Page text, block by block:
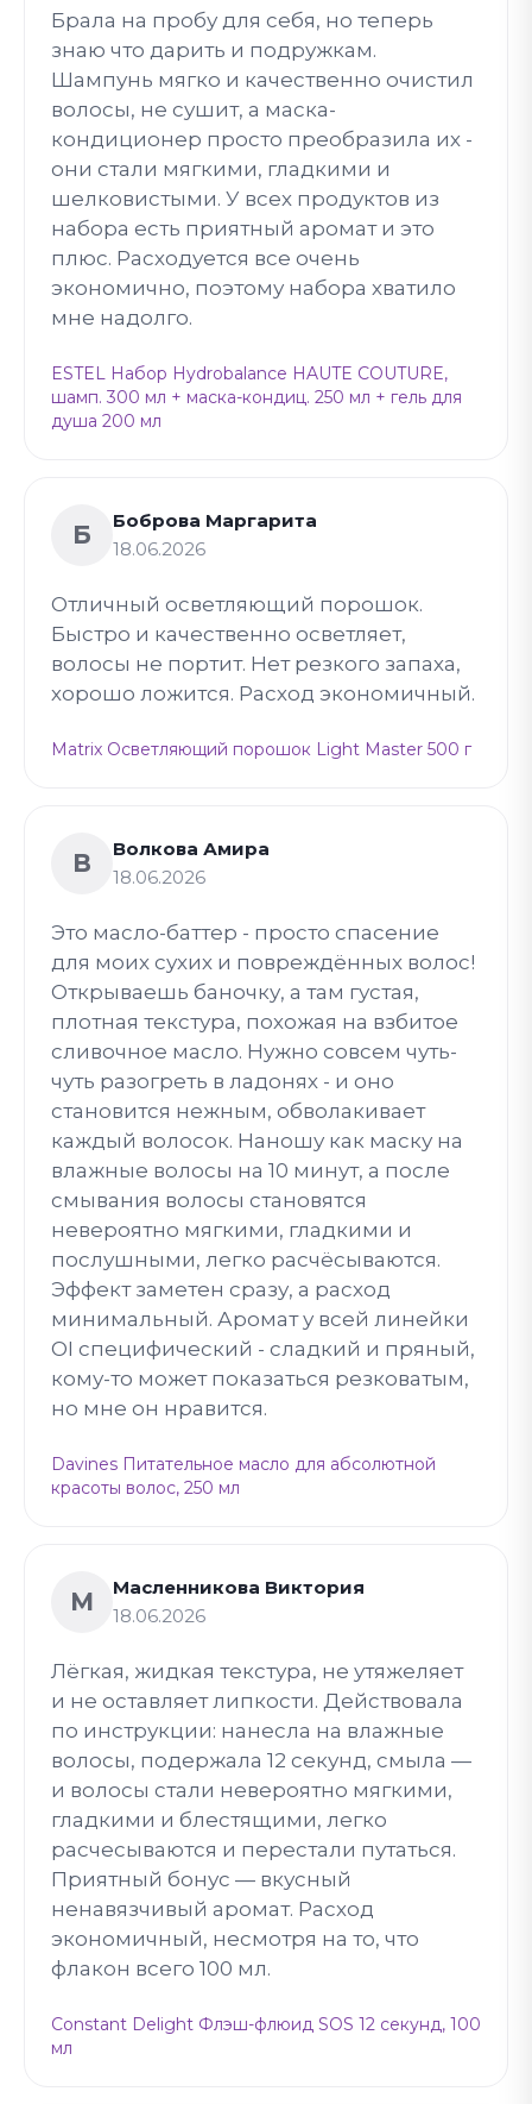
Брала на пробу для себя, но теперь
знаю что дарить и подружкам.
Шампунь мягко и качественно очистил
волосы, не сушит, а маска-
кондиционер просто преобразила их -
они стали мягкими, гладкими и
шелковистыми. У всех продуктов из
набора есть приятный аромат и это
плюс. Расходуется все очень
экономично, поэтому набора хватило
мне надолго.
ESTEL Набор Hydrobalance HAUTE COUTURE,
шамп. 300 мл + маска-кондиц. 250 мл + гель для
душа 200 мл
Б
Боброва Маргарита
18.06.2026
Отличный осветляющий порошок.
Быстро и качественно осветляет,
волосы не портит. Нет резкого запаха,
хорошо ложится. Расход экономичный.
Matrix Осветляющий порошок Light Master 500 г
В
Волкова Амира
18.06.2026
Это масло-баттер - просто спасение
для моих сухих и повреждённых волос!
Открываешь баночку, а там густая,
плотная текстура, похожая на взбитое
сливочное масло. Нужно совсем чуть-
чуть разогреть в ладонях - и оно
становится нежным, обволакивает
каждый волосок. Наношу как маску на
влажные волосы на 10 минут, а после
смывания волосы становятся
невероятно мягкими, гладкими и
послушными, легко расчёсываются.
Эффект заметен сразу, а расход
минимальный. Аромат у всей линейки
OI специфический - сладкий и пряный,
кому-то может показаться резковатым,
но мне он нравится.
Davines Питательное масло для абсолютной
красоты волос, 250 мл
М
Масленникова Виктория
18.06.2026
Лёгкая, жидкая текстура, не утяжеляет
и не оставляет липкости. Действовала
по инструкции: нанесла на влажные
волосы, подержала 12 секунд, смыла —
и волосы стали невероятно мягкими,
гладкими и блестящими, легко
расчесываются и перестали путаться.
Приятный бонус — вкусный
ненавязчивый аромат. Расход
экономичный, несмотря на то, что
флакон всего 100 мл.
Constant Delight Флэш-флюид SOS 12 секунд, 100
мл